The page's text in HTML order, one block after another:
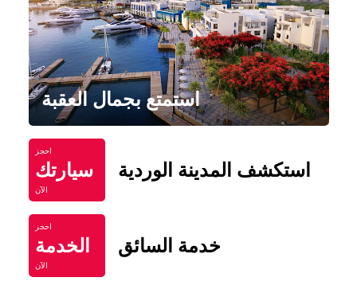
استمتع بجمال العقبة
احجز
سيارتك
الآن
استكشف المدينة الوردية
احجز
الخدمة
الآن
خدمة السائق